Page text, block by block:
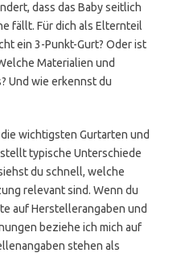
dass das Baby seitlich
fällt. Für dich als Elternteil
ein 3-Punkt-Gurt? Oder ist
Materialien und
Und wie erkennst du
wichtigsten Gurtarten und
typische Unterschiede
du schnell, welche
relevant sind. Wenn du
auf Herstellerangaben und
beziehe ich mich auf
stehen als